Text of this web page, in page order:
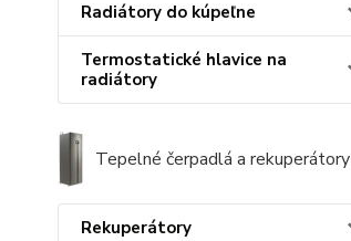
Radiátory do kúpeľne
Termostatické hlavice na
radiátory
Tepelné čerpadlá a rekuperátory
Rekuperátory